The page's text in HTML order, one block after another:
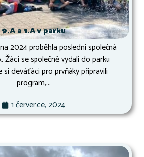
9.A a 1.A v parku
2024 proběhla poslední společná
Žáci se společně vydali do parku
si deváťáci pro prvňáky připravili
program,...
1 července, 2024